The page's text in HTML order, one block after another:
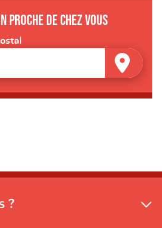
proche de chez vous
?